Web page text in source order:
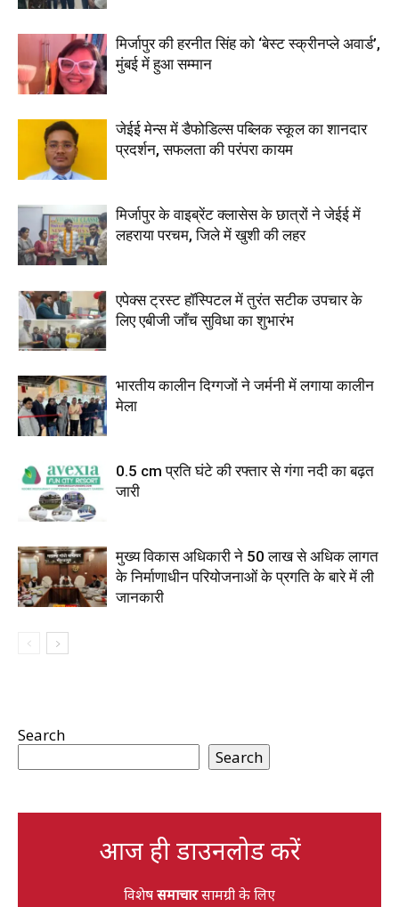
मिर्जापुर की हरनीत सिंह को ‘बेस्ट स्क्रीनप्ले अवार्ड’,
मुंबई में हुआ सम्मान
जेईई मेन्स में डैफोडिल्स पब्लिक स्कूल का शानदार
प्रदर्शन, सफलता की परंपरा कायम
मिर्जापुर के वाइब्रेंट क्लासेस के छात्रों ने जेईई में
लहराया परचम, जिले में खुशी की लहर
एपेक्स ट्रस्ट हॉस्पिटल में तुरंत सटीक उपचार के
लिए एबीजी जाँच सुविधा का शुभारंभ
भारतीय कालीन दिग्गजों ने जर्मनी में लगाया कालीन
मेला
0.5 cm प्रति घंटे की रफ्तार से गंगा नदी का बढ़त
जारी
मुख्य विकास अधिकारी ने 50 लाख से अधिक लागत
के निर्माणाधीन परियोजनाओं के प्रगति के बारे में ली
जानकारी
Search
Search
आज ही डाउनलोड करें
विशेषसमाचारसामग्री के लिए